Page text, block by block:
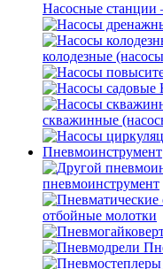
Насосные станции
колодезные
скважинные
Пневмоинструмент
пневмоинструмент
отбойные молотки